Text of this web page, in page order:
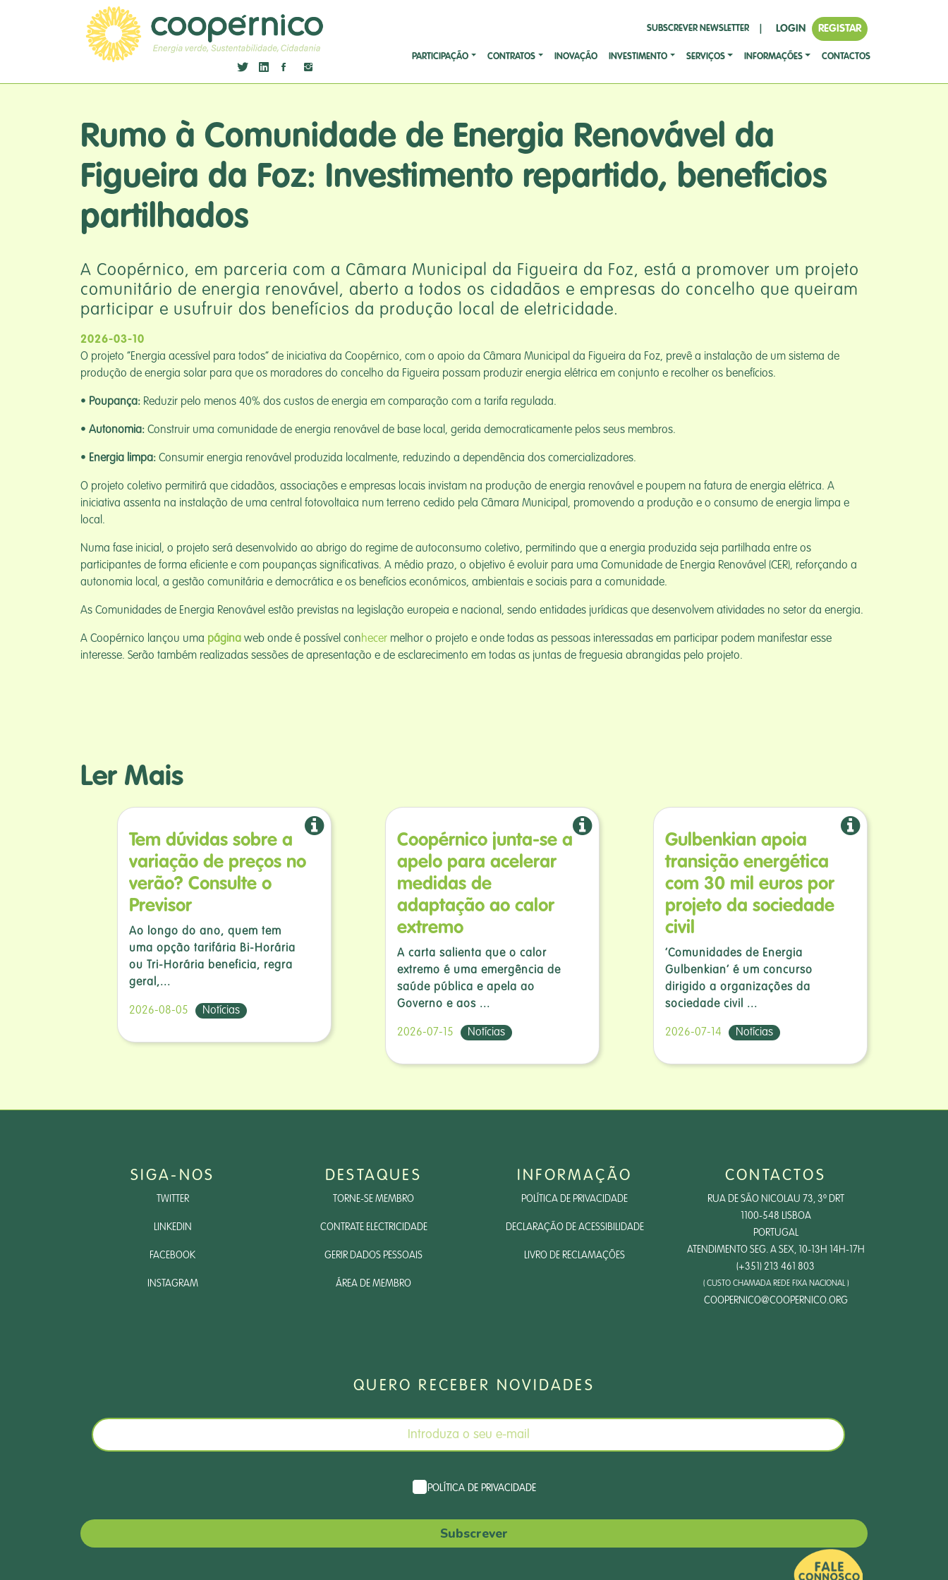
SUBSCREVER NEWSLETTER LOGIN REGISTAR
PARTICIPAÇÃO CONTRATOS INOVAÇÃO INVESTIMENTO SERVIÇOS INFORMAÇÕES CONTACTOS
Rumo à Comunidade de Energia Renovável da
Figueira da Foz: Investimento repartido, benefícios
partilhados
A Coopérnico, em parceria com a Câmara Municipal da Figueira da Foz, está a promover um projeto
comunitário de energia renovável, aberto a todos os cidadãos e empresas do concelho que queiram
participar e usufruir dos benefícios da produção local de eletricidade.
2026-03-10
O projeto “Energia acessível para todos” de iniciativa da Coopérnico, com o apoio da Câmara Municipal da Figueira da Foz, prevê a instalação de um sistema de
produção de energia solar para que os moradores do concelho da Figueira possam produzir energia elétrica em conjunto e recolher os benefícios.
• Poupança: Reduzir pelo menos 40% dos custos de energia em comparação com a tarifa regulada.
• Autonomia: Construir uma comunidade de energia renovável de base local, gerida democraticamente pelos seus membros.
• Energia limpa: Consumir energia renovável produzida localmente, reduzindo a dependência dos comercializadores.
O projeto coletivo permitirá que cidadãos, associações e empresas locais invistam na produção de energia renovável e poupem na fatura de energia elétrica. A
iniciativa assenta na instalação de uma central fotovoltaica num terreno cedido pela Câmara Municipal, promovendo a produção e o consumo de energia limpa e
local.
Numa fase inicial, o projeto será desenvolvido ao abrigo do regime de autoconsumo coletivo, permitindo que a energia produzida seja partilhada entre os
participantes de forma eficiente e com poupanças significativas. A médio prazo, o objetivo é evoluir para uma Comunidade de Energia Renovável (CER), reforçando a
autonomia local, a gestão comunitária e democrática e os benefícios económicos, ambientais e sociais para a comunidade.
As Comunidades de Energia Renovável estão previstas na legislação europeia e nacional, sendo entidades jurídicas que desenvolvem atividades no setor da energia.
A Coopérnico lançou uma página web onde é possível conhecer melhor o projeto e onde todas as pessoas interessadas em participar podem manifestar esse
interesse. Serão também realizadas sessões de apresentação e de esclarecimento em todas as juntas de freguesia abrangidas pelo projeto.
Ler Mais
Tem dúvidas sobre a
variação de preços no
verão? Consulte o
Previsor
Ao longo do ano, quem tem
uma opção tarifária Bi-Horária
ou Tri-Horária beneficia, regra
geral,...
2026-08-05 Notícias
Coopérnico junta-se a
apelo para acelerar
medidas de
adaptação ao calor
extremo
A carta salienta que o calor
extremo é uma emergência de
saúde pública e apela ao
Governo e aos ...
2026-07-15 Notícias
Gulbenkian apoia
transição energética
com 30 mil euros por
projeto da sociedade
civil
‘Comunidades de Energia
Gulbenkian’ é um concurso
dirigido a organizações da
sociedade civil ...
2026-07-14 Notícias
SIGA-NOS
TWITTER
LINKEDIN
FACEBOOK
INSTAGRAM
DESTAQUES
TORNE-SE MEMBRO
CONTRATE ELECTRICIDADE
GERIR DADOS PESSOAIS
ÁREA DE MEMBRO
INFORMAÇÃO
POLÍTICA DE PRIVACIDADE
DECLARAÇÃO DE ACESSIBILIDADE
LIVRO DE RECLAMAÇÕES
CONTACTOS
RUA DE SÃO NICOLAU 73, 3º DRT
1100-548 LISBOA
PORTUGAL
ATENDIMENTO SEG. A SEX, 10-13H 14H-17H
(+351) 213 461 803
( CUSTO CHAMADA REDE FIXA NACIONAL )
COOPERNICO@COOPERNICO.ORG
QUERO RECEBER NOVIDADES
POLÍTICA DE PRIVACIDADE
Subscrever